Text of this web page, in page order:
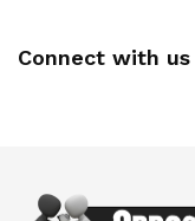
Connect with us